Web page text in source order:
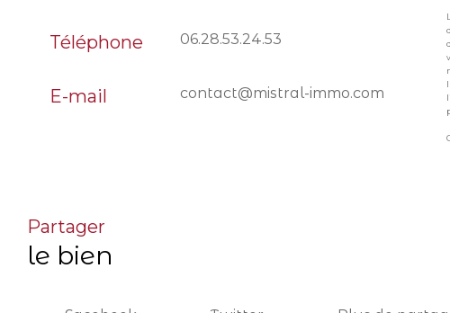
Téléphone 06.28.53.24.53
E-mail contact@mistral-immo.com
partager
le bien